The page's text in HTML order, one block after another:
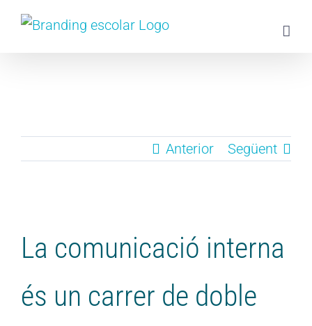
Skip
Anterior Següent
Larger
Image
La comunicació interna
és un carrer de doble